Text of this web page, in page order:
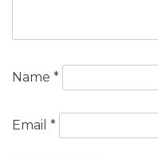
Name *
Email *